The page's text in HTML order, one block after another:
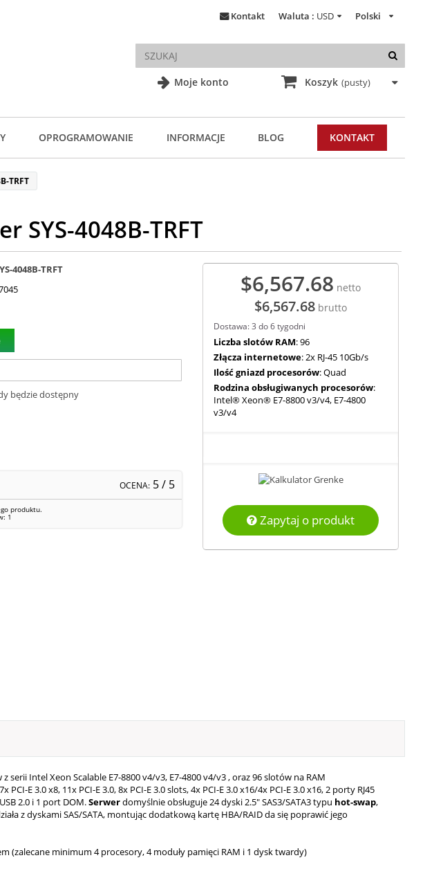
Moje konto
Polski
Waluta : USD
Kontakt
Koszyk (pusty)
OPROGRAMOWANIE INFORMACJE BLOG KONTAKT
TRFT
SYS-4048B-TRFT
4048B-TRFT
będzie dostępny
OCENA: 5/ 5
produktu.
1
$6,567.68 netto
$6,567.68 brutto
Dostawa: 3 do 6 tygodni
Liczba slotów RAM: 96
Złącza internetowe: 2x RJ-45 10Gb/s
Ilość gniazd procesorów: Quad
Rodzina obsługiwanych procesorów:
Intel® Xeon® E7-8800 v3/v4, E7-4800
v3/v4
Zapytaj o produkt
Intel Xeon Scalable E7-8800 v4/v3, E7-4800 v4/v3 , oraz 96 slotów na RAM
E 3.0 x8, 11x PCI-E 3.0, 8x PCI-E 3.0 slots, 4x PCI-E 3.0 x16/4x PCI-E 3.0 x16, 2 porty RJ45
2.0 i 1 port DOM.Serwerdomyślnie obsługuje 24 dyski 2.5" SAS3/SATA3 typu hot-swap,
z dyskami SAS/SATA, montując dodatkową kartę HBA/RAID da się poprawić jego
(zalecane minimum 4 procesory, 4 moduły pamięci RAM i 1 dysk twardy)